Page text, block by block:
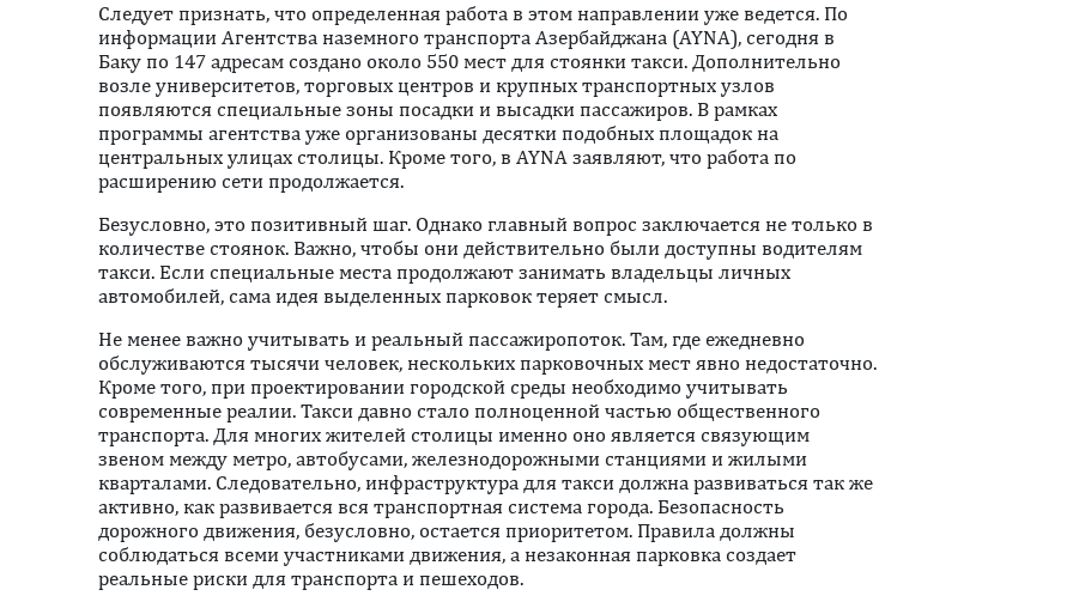
Следует признать, что определенная работа в этом направлении уже ведется. По
информации Агентства наземного транспорта Азербайджана (AYNA), сегодня в
Баку по 147 адресам создано около 550 мест для стоянки такси. Дополнительно
возле университетов, торговых центров и крупных транспортных узлов
появляются специальные зоны посадки и высадки пассажиров. В рамках
программы агентства уже организованы десятки подобных площадок на
центральных улицах столицы. Кроме того, в AYNA заявляют, что работа по
расширению сети продолжается.
Безусловно, это позитивный шаг. Однако главный вопрос заключается не только в
количестве стоянок. Важно, чтобы они действительно были доступны водителям
такси. Если специальные места продолжают занимать владельцы личных
автомобилей, сама идея выделенных парковок теряет смысл.
Не менее важно учитывать и реальный пассажиропоток. Там, где ежедневно
обслуживаются тысячи человек, нескольких парковочных мест явно недостаточно.
Кроме того, при проектировании городской среды необходимо учитывать
современные реалии. Такси давно стало полноценной частью общественного
транспорта. Для многих жителей столицы именно оно является связующим
звеном между метро, автобусами, железнодорожными станциями и жилыми
кварталами. Следовательно, инфраструктура для такси должна развиваться так же
активно, как развивается вся транспортная система города. Безопасность
дорожного движения, безусловно, остается приоритетом. Правила должны
соблюдаться всеми участниками движения, а незаконная парковка создает
реальные риски для транспорта и пешеходов.